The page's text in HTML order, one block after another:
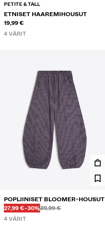
PETITE & TALL
ETNISET HAAREMIHOUSUT
19,99 €
4 VÄRIT
POPLIINISET BLOOMER-HOUSUT
ALENNETTU HINTA
27,99 €ALENNUS
-30%Ennen
39,99 €
Ennen
4 VÄRIT